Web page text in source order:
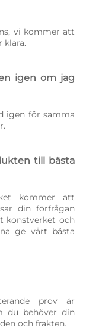
vi kommer att
klara.
igen om jag
igen för samma
till bästa
kommer att
din förfrågan
konstverket och
ge vårt bästa
prov är
du behöver din
och frakten.